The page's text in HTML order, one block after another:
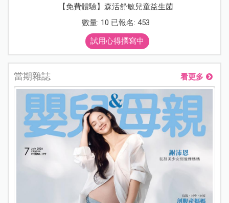
【免費體驗】森活舒敏兒童益生菌
數量: 10 已報名: 453
試用心得撰寫中
當期雜誌 看更多